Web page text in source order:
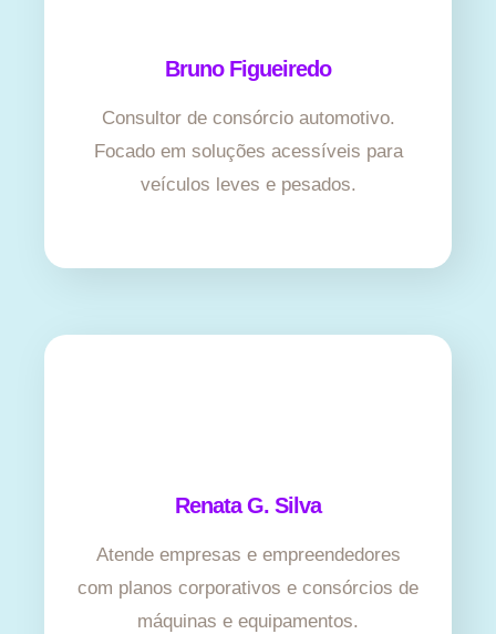
Bruno Figueiredo
Consultor de consórcio automotivo.
Focado em soluções acessíveis para
veículos leves e pesados.
Renata G. Silva
Atende empresas e empreendedores
com planos corporativos e consórcios de
máquinas e equipamentos.